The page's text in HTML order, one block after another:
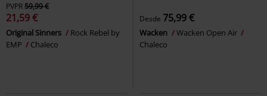
PVPR59,99 €
21,59 €
Original Sinners
Rock Rebel by
EMP
Chaleco
Desde 75,99 €
Wacken
Wacken Open Air
Chaleco